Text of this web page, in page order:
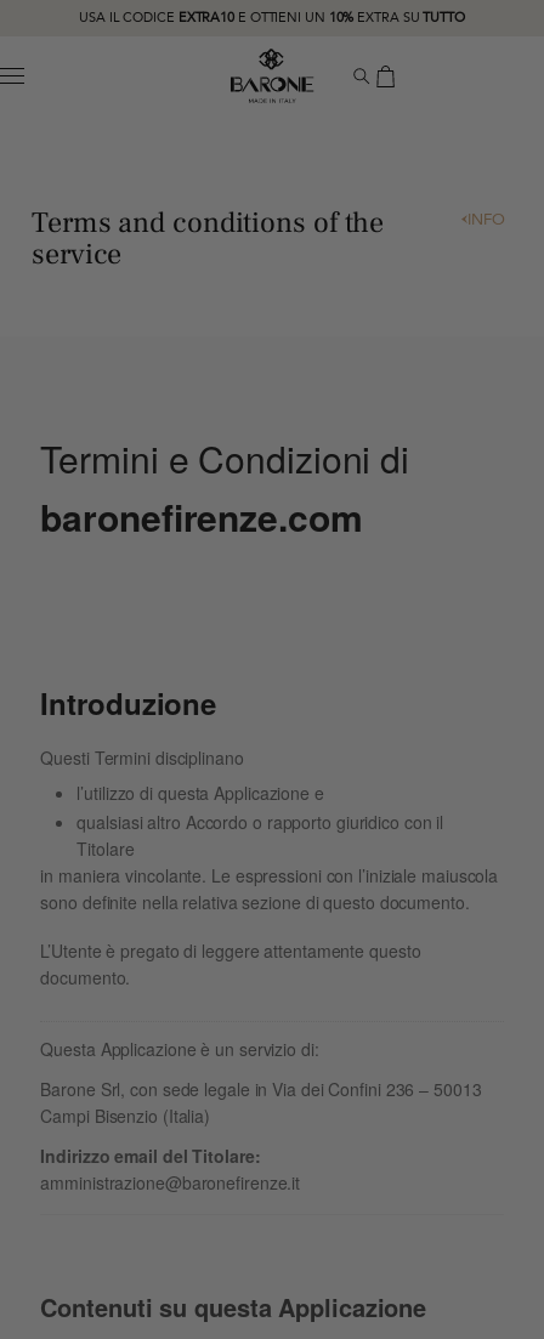
USA IL CODICE EXTRA10 E OTTIENI UN 10% EXTRA SUTUTTO
MENU
Terms and conditions of the
service
INFO
Termini e Condizioni di
baronefirenze.com
Introduzione
Questi Termini disciplinano
l’utilizzo di questa Applicazione e
qualsiasi altro Accordo o rapporto giuridico con il
Titolare
in maniera vincolante. Le espressioni con l’iniziale maiuscola
sono definite nella relativa sezione di questo documento.
L’Utente è pregato di leggere attentamente questo
documento.
Questa Applicazione è un servizio di:
Barone Srl, con sede legale in Via dei Confini 236 – 50013
Campi Bisenzio (Italia)
Indirizzo email del Titolare:
amministrazione@baronefirenze.it
Contenuti su questa Applicazione